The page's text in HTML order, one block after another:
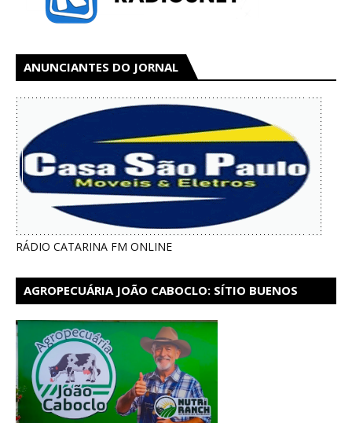
ANUNCIANTES DO JORNAL
RÁDIO CATARINA FM ONLINE
AGROPECUÁRIA JOÃO CABOCLO: SÍTIO BUENOS